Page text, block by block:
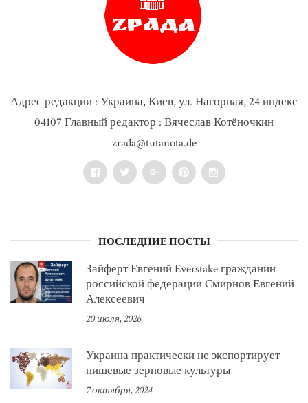
Адрес редакции : Украина, Киев, ул. Нагорная, 24 индекс
04107 Главный редактор : Вячеслав Котёночкин
zrada@tutanota.de
FacebookTwitter Google+PinterestInstagram
ПОСЛЕДНИЕ ПОСТЫ
Зайферт Евгений Everstake гражданин
российской федерации Смирнов Евгений
Алексеевич
20 июля, 2026
Украина практически не экспортирует
нишевые зерновые культуры
7 октября, 2024